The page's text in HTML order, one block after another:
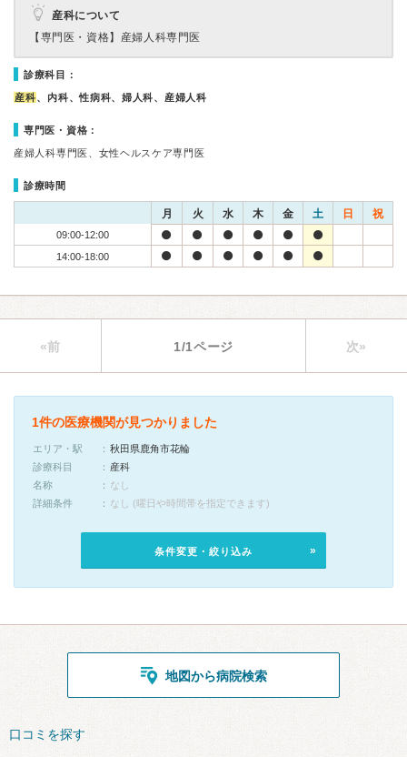
産科について
【専門医・資格】 産婦人科専門医
診療科目：
産科、内科、性病科、婦人科、産婦人科
専門医・資格：
産婦人科専門医、女性ヘルスケア専門医
診療時間
月 火 水 木 金 土 日 祝
09:00-12:00
14:00-18:00
«前 1/1ページ 次»
1件の医療機関が見つかりました
エリア・駅
秋田県鹿角市花輪
診療科目
産科
名称
なし
詳細条件
なし (曜日や時間帯を指定できます)
条件変更・絞り込み
地図から病院検索
口コミを探す